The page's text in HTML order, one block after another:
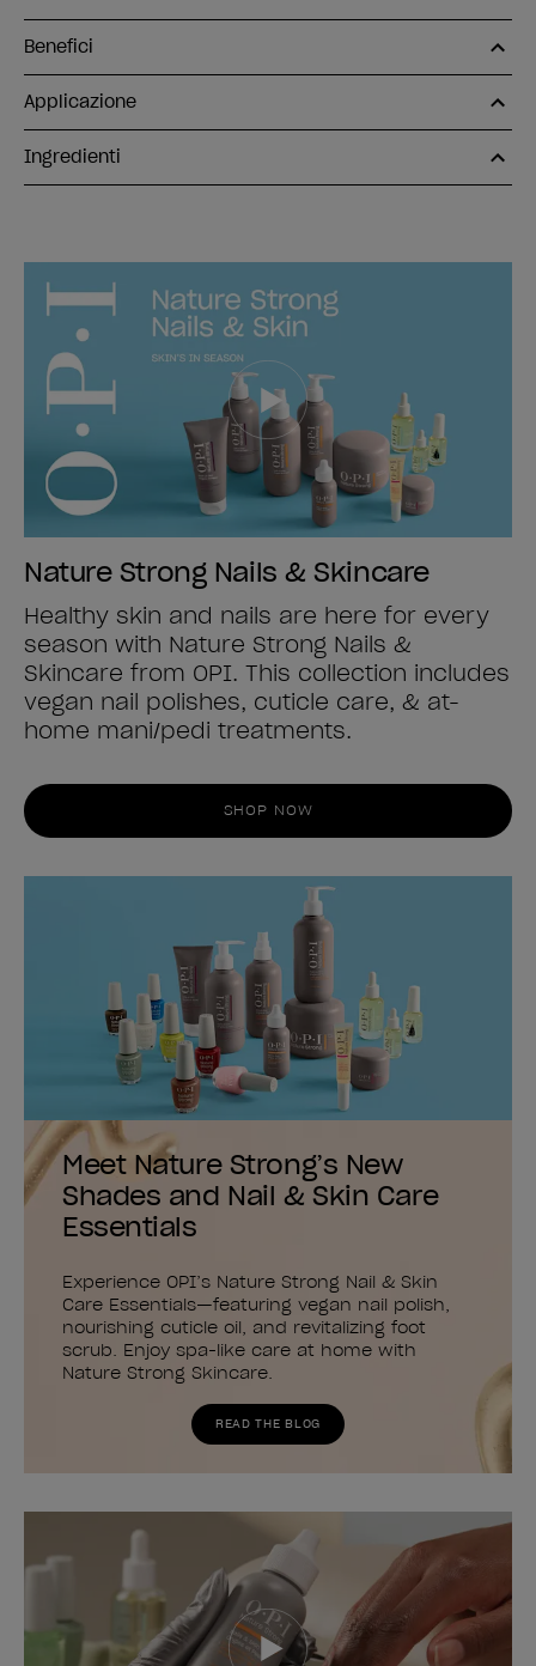
Benefici
Applicazione
Ingredienti
Nature Strong Nails & Skincare
Healthy skin and nails are here for every
season with Nature Strong Nails &
Skincare from OPI. This collection includes
vegan nail polishes, cuticle care, & at-
home mani/pedi treatments.
SHOP NOW
Meet Nature Strong’s New
Shades and Nail & Skin Care
Essentials
Experience OPI’s Nature Strong Nail & Skin
Care Essentials—featuring vegan nail polish,
nourishing cuticle oil, and revitalizing foot
scrub. Enjoy spa-like care at home with
Nature Strong Skincare.
READ THE BLOG